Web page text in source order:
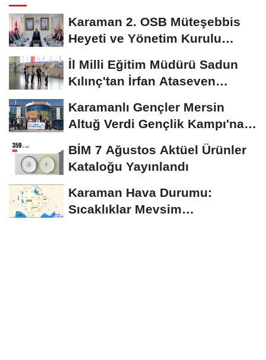
Karaman 2. OSB Müteşebbis
Heyeti ve Yönetim Kurulu
Toplantısı Gerçekleştirildi
İl Milli Eğitim Müdürü Sadun
Kılınç'tan İrfan Ataseven
Karamanlı Gençler Mersin
Altuğ Verdi Gençlik Kampı'na
Uğurlandı
BİM 7 Ağustos Aktüel Ürünler
Kataloğu Yayınlandı
Karaman Hava Durumu:
Sıcaklıklar Mevsim